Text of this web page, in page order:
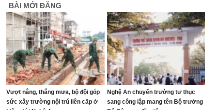
BÀI MỚI ĐĂNG
Vượt nắng, thắng mưa, bộ đội góp
sức xây trường nội trú liên cấp ở
Nghệ An chuyển trường tư thục
sang công lập mang tên Bộ trưởng